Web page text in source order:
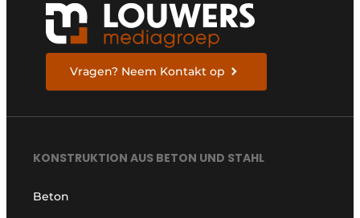
Vragen? Neem Kontakt op
KONSTRUKTION AUS BETON UND STAHL
Beton